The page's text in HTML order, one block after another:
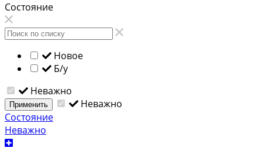
Состояние
Новое
Б/у
Неважно
Применить
Неважно
Состояние
Неважно